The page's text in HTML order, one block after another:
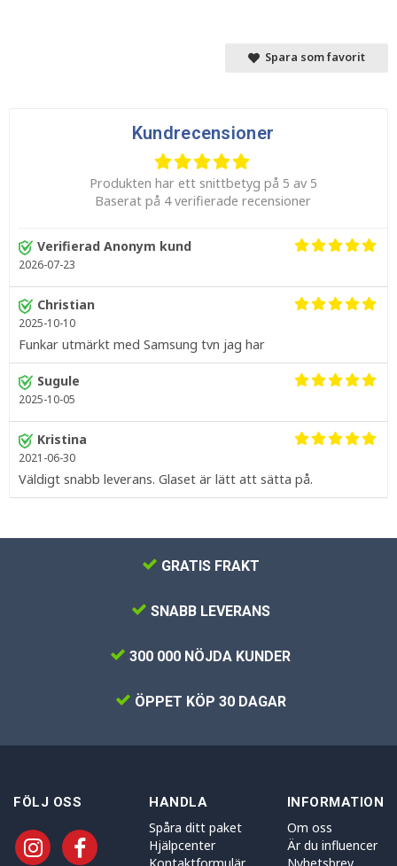
Spara som favorit
Kundrecensioner
Produkten har ett snittbetyg på 5 av 5
Baserat på 4 verifierade recensioner
Verifierad Anonym kund
2026-07-23
Christian
2025-10-10
Funkar utmärkt med Samsung tvn jag har
Sugule
2025-10-05
Kristina
2021-06-30
Väldigt snabb leverans. Glaset är lätt att sätta på.
GRATIS FRAKT
SNABB LEVERANS
300 000 NÖJDA KUNDER
ÖPPET KÖP 30 DAGAR
FÖLJ OSS HANDLA
Spåra ditt paket
Hjälpcenter
INFORMATION
Om oss
Är du influencer